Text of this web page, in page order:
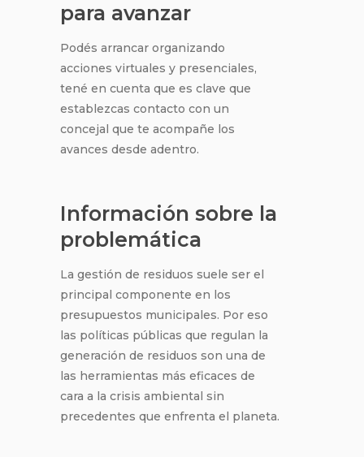
para avanzar
Podés arrancar organizando
acciones virtuales y presenciales,
tené en cuenta que es clave que
establezcas contacto con un
concejal que te acompañe los
avances desde adentro.
Información sobre la
problemática
La gestión de residuos suele ser el
principal componente en los
presupuestos municipales. Por eso
las políticas públicas que regulan la
generación de residuos son una de
las herramientas más eficaces de
cara a la crisis ambiental sin
precedentes que enfrenta el planeta.